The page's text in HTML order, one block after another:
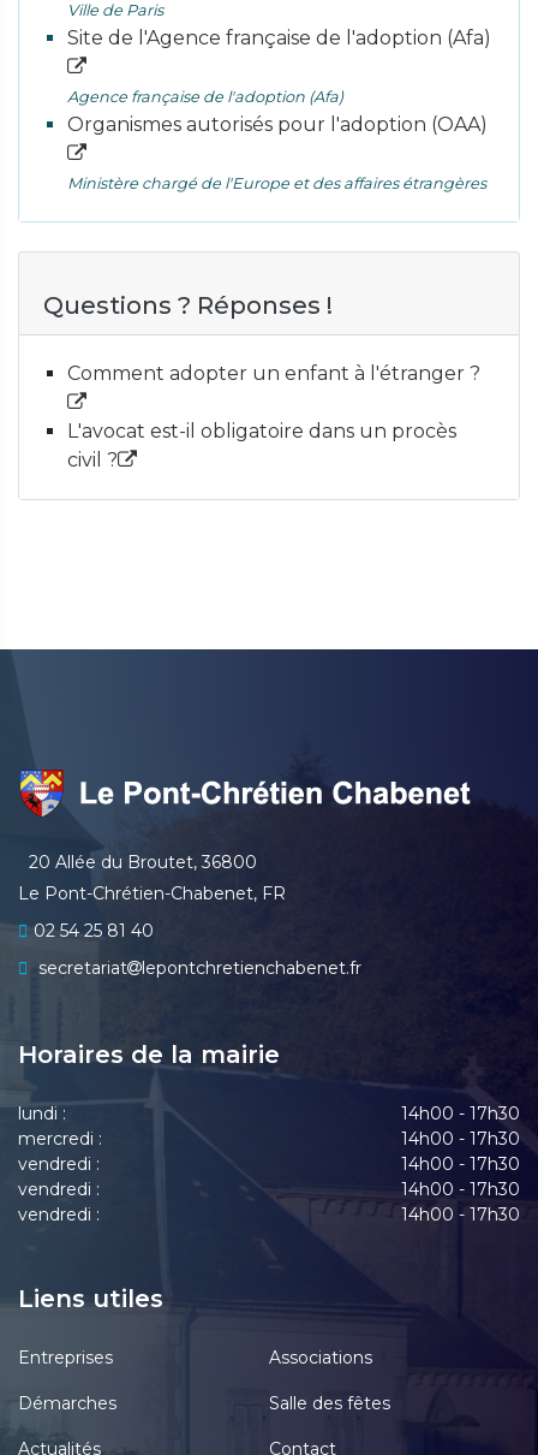
Ville de Paris
Site de l'Agence française de l'adoption (Afa)
Agence française de l'adoption (Afa)
Organismes autorisés pour l'adoption (OAA)
Ministère chargé de l'Europe et des affaires étrangères
Questions ? Réponses !
Comment adopter un enfant à l'étranger ?
L'avocat est-il obligatoire dans un procès
civil ?
20 Allée du Broutet, 36800
Le Pont-Chrétien-Chabenet, FR
02 54 25 81 40
secretariat
lepontchretienchabenet.fr
Horaires de la mairie
lundi :
14h00 - 17h30
mercredi :
14h00 - 17h30
vendredi :
14h00 - 17h30
vendredi :
14h00 - 17h30
vendredi :
14h00 - 17h30
Liens utiles
Entreprises Associations
Démarches Salle des fêtes
Actualités Contact